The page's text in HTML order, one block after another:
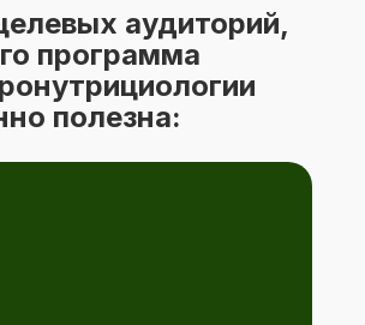
аудиторий,
программа
полезна: